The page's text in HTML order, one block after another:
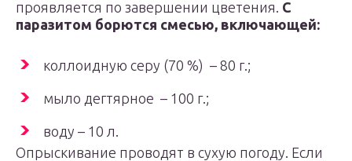
проявляется по завершении цветения. С
паразитом борются смесью, включающей:
коллоидную серу (70 %) – 80 г.;
мыло дегтярное – 100 г.;
воду – 10 л.
Опрыскивание проводят в сухую погоду. Если